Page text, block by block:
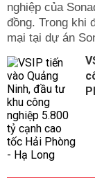
nghiệp của
đồng. Trong khi
mại tại dự án